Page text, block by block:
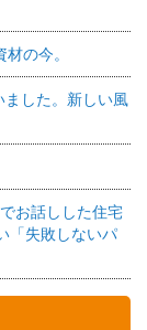
の今。
ました。新しい風
お話しした住宅
「失敗しないパ